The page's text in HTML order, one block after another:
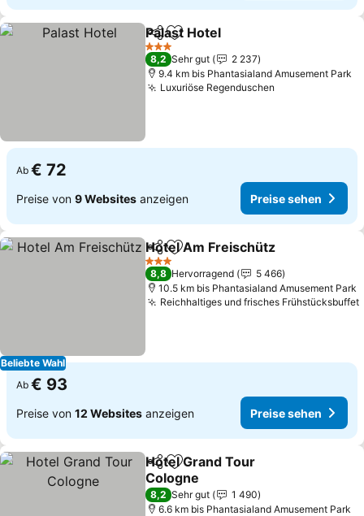
TeilenZu Favoriten hinzufügen
Palast Hotel
3 Sterne
8,2 Sehr gut
2 237
9.4 km bis Phantasialand Amusement Park
Luxuriöse Regenduschen
Ab € 72
Preise von 9 Websites anzeigen Preise sehen
Beliebte Wahl
TeilenZu Favoriten hinzufügen
Hotel Am Freischütz
3 Sterne
8,8 Hervorragend
5 466
10.5 km bis Phantasialand Amusement Park
Reichhaltiges und frisches Frühstücksbuffet
Ab € 93
Preise von 12 Websites anzeigen Preise sehen
TeilenZu Favoriten hinzufügen
Hotel Grand Tour
Cologne
8,2 Sehr gut
1 490
6.6 km bis Phantasialand Amusement Park